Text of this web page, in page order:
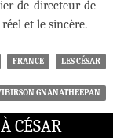
de directeur de
et le sincère.
FRANCE LES CÉSAR
GNANATHEEPAN
CÉSAR